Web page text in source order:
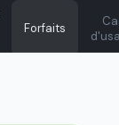
Forfaits